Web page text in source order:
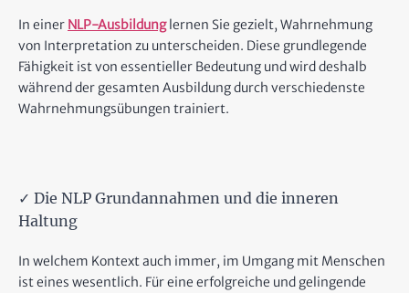
In einer NLP-Ausbildunglernen Sie gezielt, Wahrnehmung
von Interpretation zu unterscheiden. Diese grundlegende
Fähigkeit ist von essentieller Bedeutung und wird deshalb
während der gesamten Ausbildung durch verschiedenste
Wahrnehmungsübungen trainiert.
✓ Die NLP Grundannahmen und die inneren
Haltung
In welchem Kontext auch immer, im Umgang mit Menschen
ist eines wesentlich. Für eine erfolgreiche und gelingende